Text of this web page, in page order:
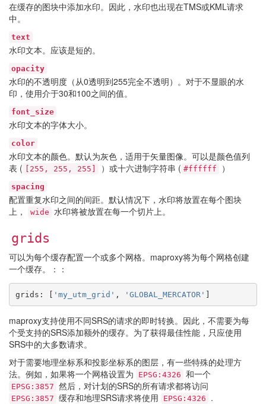
在缓存的图块中添加水印。因此，水印也出现在TMS或KML请求
中。
text
水印文本。应该是短的。
opacity
水印的不透明度（从0透明到255完全不透明）。对于不显眼的水
印，使用介于30和100之间的值。
font_size
水印文本的字体大小。
color
水印文本的颜色。默认为灰色，适用于矢量图像。可以是颜色值列
表 (
[255, 255, 255] ）或十六进制字符串 ( #ffffff ）
spacing
配置重复水印之间的间距。默认情况下，水印将放置在每个图块
上，
wide 水印将被放置在每一个切片上。
grids
可以为每个缓存配置一个或多个网格。maproxy将为每个网格创建
一个缓存。：：
grids : [ 'my_utm_grid' , 'GLOBAL_MERCATOR' ]
maproxy支持使用不同SRS的请求的即时转换。因此，不需要为每
个受支持的SRS添加额外的缓存。为了获得最佳性能，只应使用
SRS中的大多数请求。
对于需要地理坐标系和投影坐标系的图层，有一些特殊的处理方
法。例如，如果将一个网格设置为
EPSG:4326 和一个
EPSG:3857 然后，对计划的SRS的所有请求都将访问
EPSG:3857 缓存和地理SRS请求将使用 EPSG:4326 .